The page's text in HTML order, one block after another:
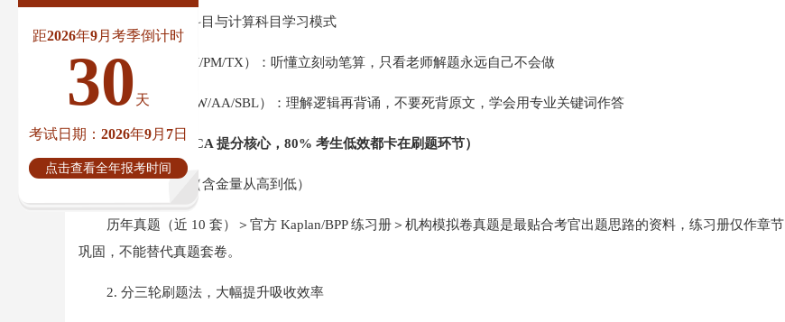
区分文字背诵科目与计算科目学习模式
计算类（FA/FM/PM/TX）：听懂立刻动笔算，只看老师解题永远自己不会做
文字背诵类（LW/AA/SBL）：理解逻辑再背诵，不要死背原文，学会用专业关键词作答
三、刷题（ACCA 提分核心，80% 考生低效都卡在刷题环节）
1. 刷题优先级（含金量从高到低）
历年真题（近 10 套）＞官方 Kaplan/BPP 练习册＞机构模拟卷真题是最贴合考官出题思路的资料，练习册仅作章节
巩固，不能替代真题套卷。
2. 分三轮刷题法，大幅提升吸收效率
距2026年9月考季倒计时
30天
考试日期：2026年9月7日
点击查看全年报考时间